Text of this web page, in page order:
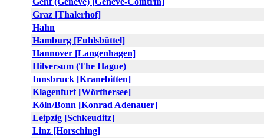
Graz [Thalerhof]
Hahn
Hamburg [Fuhlsbüttel]
Hannover [Langenhagen]
Hilversum (The Hague)
Innsbruck [Kranebitten]
Klagenfurt [Wörthersee]
Köln/Bonn [Konrad Adenauer]
Leipzig [Schkeuditz]
Linz [Horsching]